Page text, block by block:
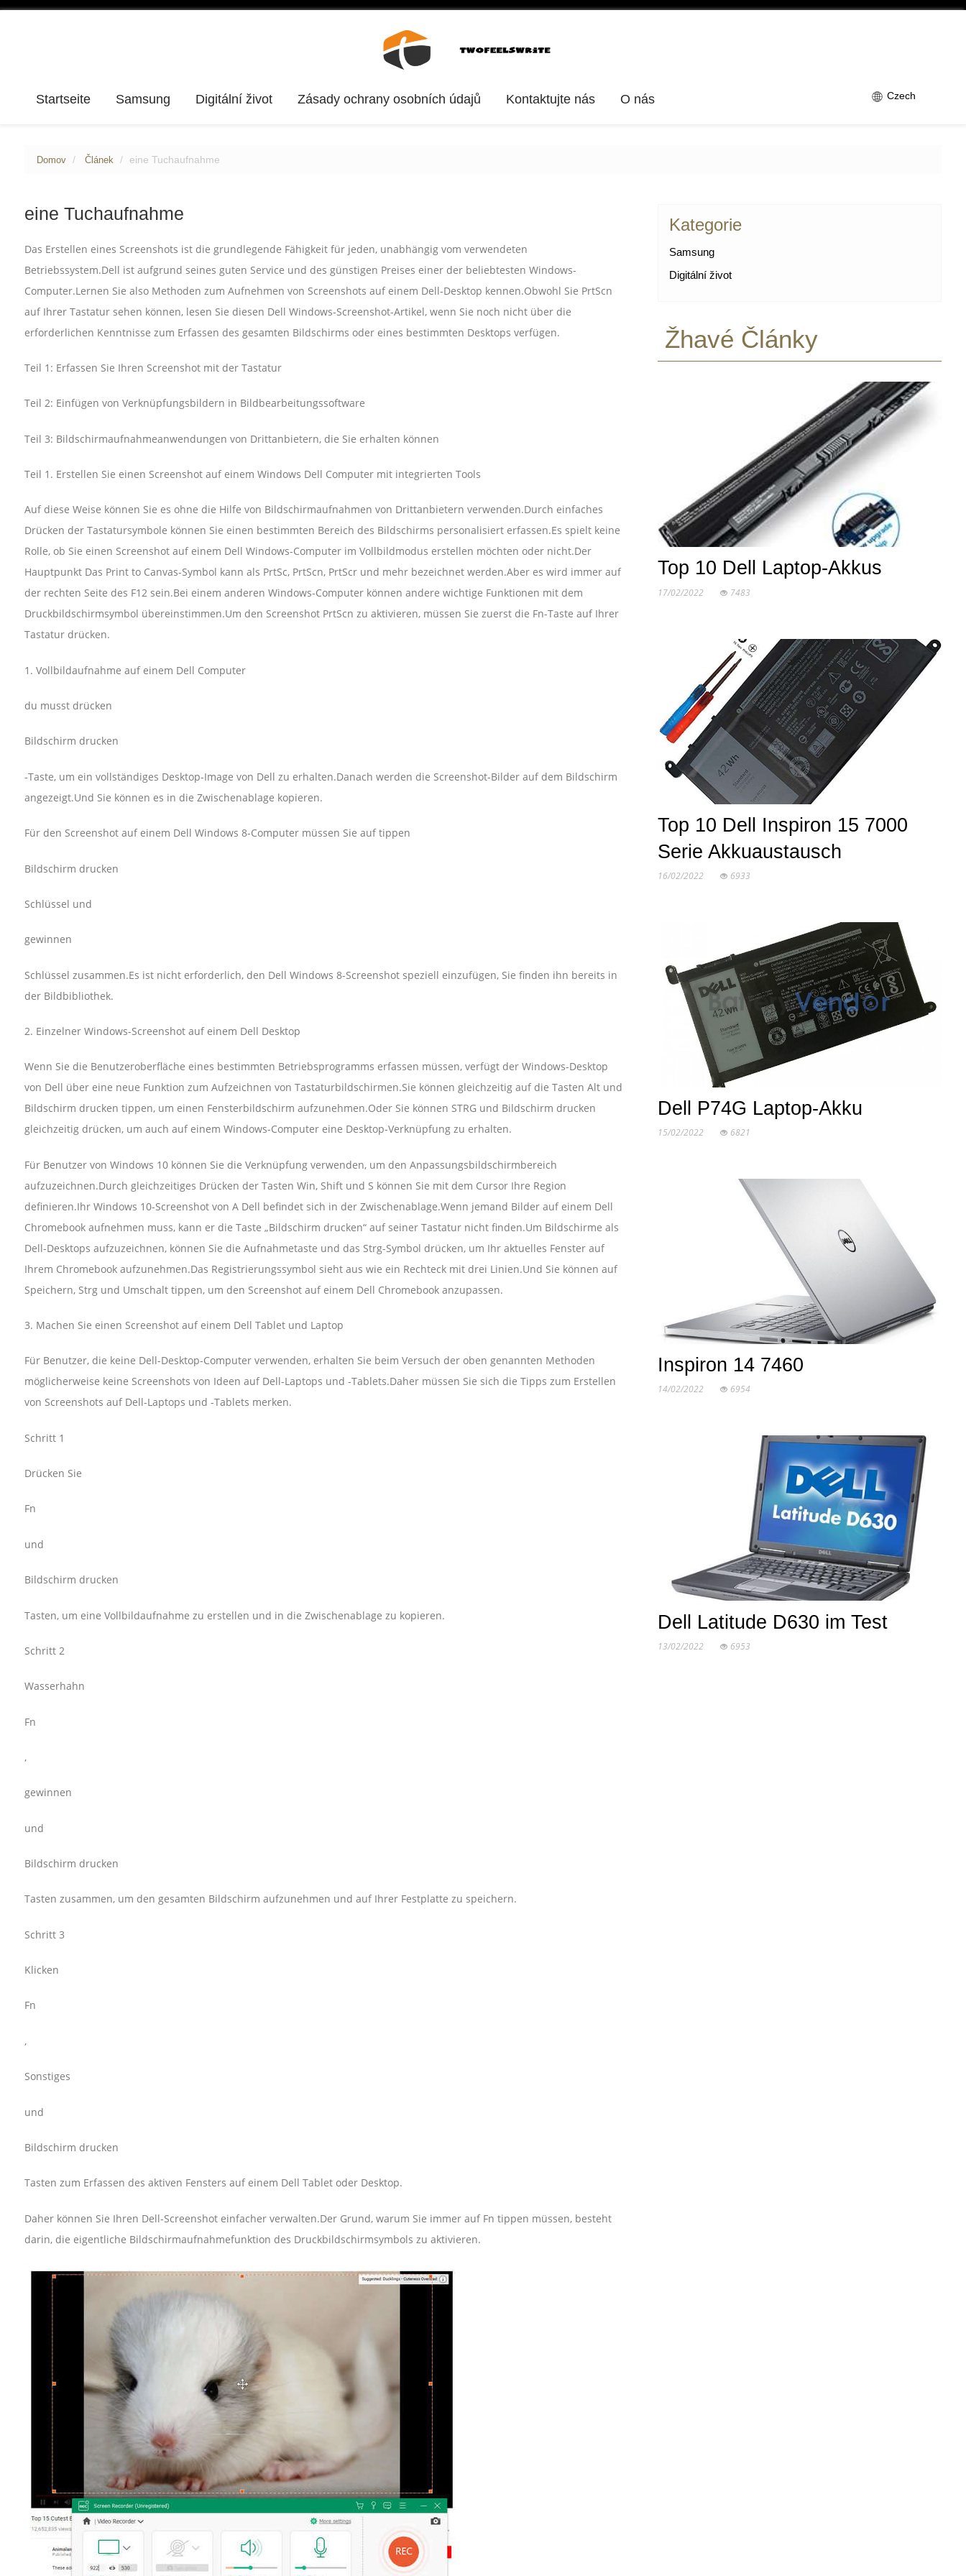
Startseite Samsung Digitální život Zásady ochrany osobních údajů Kontaktujte nás O nás Czech
Domov Článek eine Tuchaufnahme
eine Tuchaufnahme
Das Erstellen eines Screenshots ist die grundlegende Fähigkeit für jeden, unabhängig vom verwendeten
Betriebssystem.Dell ist aufgrund seines guten Service und des günstigen Preises einer der beliebtesten Windows-
Computer.Lernen Sie also Methoden zum Aufnehmen von Screenshots auf einem Dell-Desktop kennen.Obwohl Sie PrtScn
auf Ihrer Tastatur sehen können, lesen Sie diesen Dell Windows-Screenshot-Artikel, wenn Sie noch nicht über die
erforderlichen Kenntnisse zum Erfassen des gesamten Bildschirms oder eines bestimmten Desktops verfügen.
Teil 1: Erfassen Sie Ihren Screenshot mit der Tastatur
Teil 2: Einfügen von Verknüpfungsbildern in Bildbearbeitungssoftware
Teil 3: Bildschirmaufnahmeanwendungen von Drittanbietern, die Sie erhalten können
Teil 1. Erstellen Sie einen Screenshot auf einem Windows Dell Computer mit integrierten Tools
Auf diese Weise können Sie es ohne die Hilfe von Bildschirmaufnahmen von Drittanbietern verwenden.Durch einfaches
Drücken der Tastatursymbole können Sie einen bestimmten Bereich des Bildschirms personalisiert erfassen.Es spielt keine
Rolle, ob Sie einen Screenshot auf einem Dell Windows-Computer im Vollbildmodus erstellen möchten oder nicht.Der
Hauptpunkt Das Print to Canvas-Symbol kann als PrtSc, PrtScn, PrtScr und mehr bezeichnet werden.Aber es wird immer auf
der rechten Seite des F12 sein.Bei einem anderen Windows-Computer können andere wichtige Funktionen mit dem
Druckbildschirmsymbol übereinstimmen.Um den Screenshot PrtScn zu aktivieren, müssen Sie zuerst die Fn-Taste auf Ihrer
Tastatur drücken.
1. Vollbildaufnahme auf einem Dell Computer
du musst drücken
Bildschirm drucken
-Taste, um ein vollständiges Desktop-Image von Dell zu erhalten.Danach werden die Screenshot-Bilder auf dem Bildschirm
angezeigt.Und Sie können es in die Zwischenablage kopieren.
Für den Screenshot auf einem Dell Windows 8-Computer müssen Sie auf tippen
Bildschirm drucken
Schlüssel und
gewinnen
Schlüssel zusammen.Es ist nicht erforderlich, den Dell Windows 8-Screenshot speziell einzufügen, Sie finden ihn bereits in
der Bildbibliothek.
2. Einzelner Windows-Screenshot auf einem Dell Desktop
Wenn Sie die Benutzeroberfläche eines bestimmten Betriebsprogramms erfassen müssen, verfügt der Windows-Desktop
von Dell über eine neue Funktion zum Aufzeichnen von Tastaturbildschirmen.Sie können gleichzeitig auf die Tasten Alt und
Bildschirm drucken tippen, um einen Fensterbildschirm aufzunehmen.Oder Sie können STRG und Bildschirm drucken
gleichzeitig drücken, um auch auf einem Windows-Computer eine Desktop-Verknüpfung zu erhalten.
Für Benutzer von Windows 10 können Sie die Verknüpfung verwenden, um den Anpassungsbildschirmbereich
aufzuzeichnen.Durch gleichzeitiges Drücken der Tasten Win, Shift und S können Sie mit dem Cursor Ihre Region
definieren.Ihr Windows 10-Screenshot von A Dell befindet sich in der Zwischenablage.Wenn jemand Bilder auf einem Dell
Chromebook aufnehmen muss, kann er die Taste „Bildschirm drucken“ auf seiner Tastatur nicht finden.Um Bildschirme als
Dell-Desktops aufzuzeichnen, können Sie die Aufnahmetaste und das Strg-Symbol drücken, um Ihr aktuelles Fenster auf
Ihrem Chromebook aufzunehmen.Das Registrierungssymbol sieht aus wie ein Rechteck mit drei Linien.Und Sie können auf
Speichern, Strg und Umschalt tippen, um den Screenshot auf einem Dell Chromebook anzupassen.
3. Machen Sie einen Screenshot auf einem Dell Tablet und Laptop
Für Benutzer, die keine Dell-Desktop-Computer verwenden, erhalten Sie beim Versuch der oben genannten Methoden
möglicherweise keine Screenshots von Ideen auf Dell-Laptops und -Tablets.Daher müssen Sie sich die Tipps zum Erstellen
von Screenshots auf Dell-Laptops und -Tablets merken.
Schritt 1
Drücken Sie
Fn
und
Bildschirm drucken
Tasten, um eine Vollbildaufnahme zu erstellen und in die Zwischenablage zu kopieren.
Schritt 2
Wasserhahn
Fn
,
gewinnen
und
Bildschirm drucken
Tasten zusammen, um den gesamten Bildschirm aufzunehmen und auf Ihrer Festplatte zu speichern.
Schritt 3
Klicken
Fn
,
Sonstiges
und
Bildschirm drucken
Tasten zum Erfassen des aktiven Fensters auf einem Dell Tablet oder Desktop.
Daher können Sie Ihren Dell-Screenshot einfacher verwalten.Der Grund, warum Sie immer auf Fn tippen müssen, besteht
darin, die eigentliche Bildschirmaufnahmefunktion des Druckbildschirmsymbols zu aktivieren.
Kategorie
Samsung
Digitální život
Žhavé Články
Top 10 Dell Laptop-Akkus
17/02/2022 7483
Top 10 Dell Inspiron 15 7000
Serie Akkuaustausch
16/02/2022 6933
Dell P74G Laptop-Akku
15/02/2022 6821
Inspiron 14 7460
14/02/2022 6954
Dell Latitude D630 im Test
13/02/2022 6953